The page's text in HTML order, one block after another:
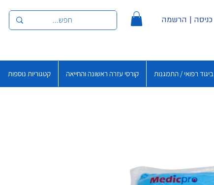
כניסה | הרשמה
ביגוד רפואי / התמגנות קורסי עזרה ראשונה והחייאה קטגוריות נוספות